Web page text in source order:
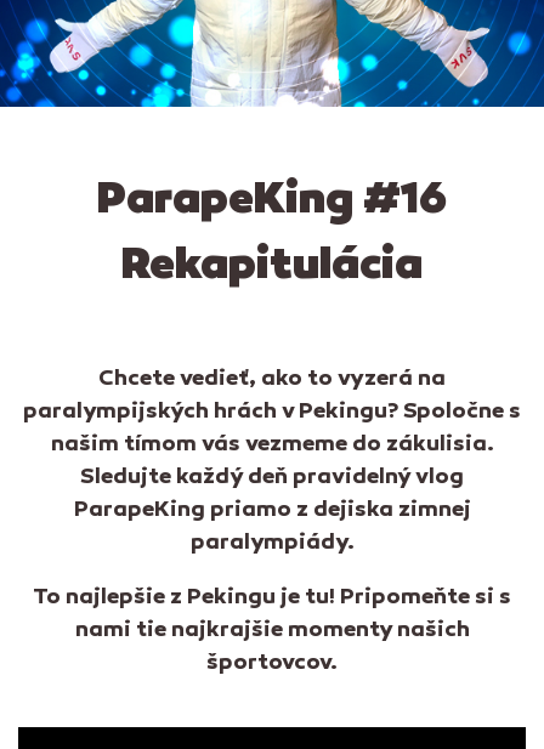
ParapeKing #16
Rekapitulácia
Chcete vedieť, ako to vyzerá na
paralympijských hrách v Pekingu? Spoločne s
našim tímom vás vezmeme do zákulisia.
Sledujte každý deň pravidelný vlog
ParapeKing priamo z dejiska zimnej
paralympiády.
To najlepšie z Pekingu je tu! Pripomeňte si s
nami tie najkrajšie momenty našich
športovcov.